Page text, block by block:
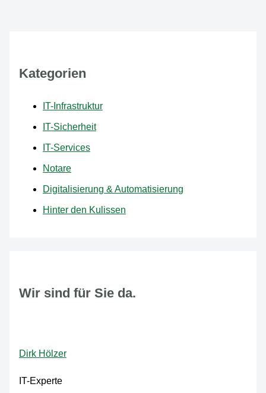
Kategorien
IT-Infrastruktur
IT-Sicherheit
IT-Services
Notare
Digitalisierung & Automatisierung
Hinter den Kulissen
Wir sind für Sie da.
Dirk Hölzer
IT-Experte